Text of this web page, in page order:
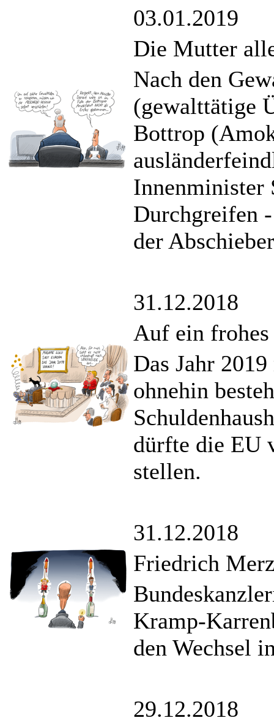
03.01.2019
Die Mutter
Nach den
(gewalttätige
Bottrop
Innenminister
Durchgreifen
der
31.12.2018
Auf ein frohes
Das Jahr
ohnehin
dürfte die EU
stellen.
31.12.2018
Friedrich
Kramp-
den Wechsel
29.12.2018